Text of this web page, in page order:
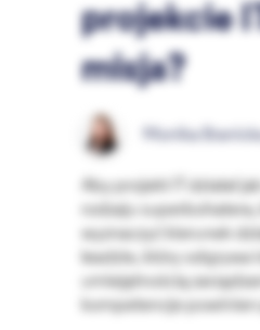
projekcie
misja?
Monika Branicka
Aby projekt IT działał
rodzaju
wyznaczyć kierunek
leadzie, który odgrywa
umiejętnością
kompetencje